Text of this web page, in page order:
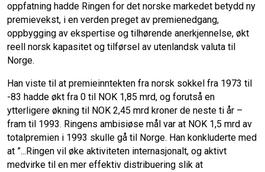
oppfatning hadde Ringen for det norske markedet betydd ny
premievekst, i en verden preget av premienedgang,
oppbygging av ekspertise og tilhørende anerkjennelse, økt
reell norsk kapasitet og tilførsel av utenlandsk valuta til
Norge.
Han viste til at premieinntekten fra norsk sokkel fra 1973 til
-83 hadde økt fra 0 til NOK 1,85 mrd, og forutså en
ytterligere økning til NOK 2,45 mrd kroner de neste ti år –
fram til 1993. Ringens ambisiøse mål var at NOK 1,5 mrd av
totalpremien i 1993 skulle gå til Norge. Han konkluderte med
at ”...Ringen vil øke aktiviteten internasjonalt, og aktivt
medvirke til en mer effektiv distribuering slik at